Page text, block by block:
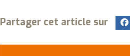
Partager cet article sur